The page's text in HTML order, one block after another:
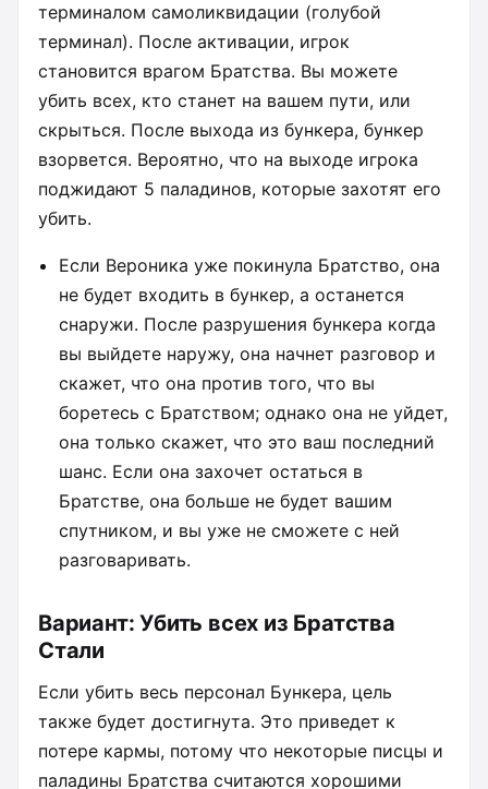
терминалом самоликвидации (голубой
терминал). После активации, игрок
становится врагом Братства. Вы можете
убить всех, кто станет на вашем пути, или
скрыться. После выхода из бункера, бункер
взорвется. Вероятно, что на выходе игрока
поджидают 5 паладинов, которые захотят его
убить.
Если Вероника уже покинула Братство, она
не будет входить в бункер, а останется
снаружи. После разрушения бункера когда
вы выйдете наружу, она начнет разговор и
скажет, что она против того, что вы
боретесь с Братством; однако она не уйдет,
она только скажет, что это ваш последний
шанс. Если она захочет остаться в
Братстве, она больше не будет вашим
спутником, и вы уже не сможете с ней
разговаривать.
Вариант: Убить всех из Братства
Стали
Если убить весь персонал Бункера, цель
также будет достигнута. Это приведет к
потере кармы, потому что некоторые писцы и
паладины Братства считаются хорошими